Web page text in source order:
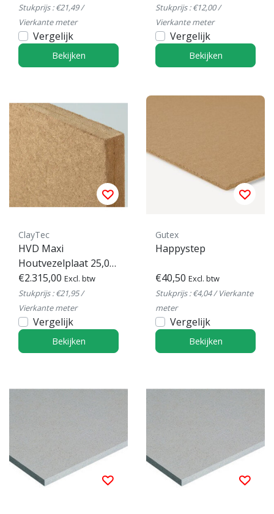
Stukprijs : €21,49 /
Vierkante meter
Vergelijk
Bekijken
Stukprijs : €12,00 /
Vierkante meter
Vergelijk
Bekijken
ClayTec
HVD Maxi
Houtvezelplaat 25,0
mm
€2.315,00 Excl. btw
Stukprijs : €21,95 /
Vierkante meter
Vergelijk
Bekijken
Gutex
Happystep
€40,50 Excl. btw
Stukprijs : €4,04 / Vierkante
meter
Vergelijk
Bekijken